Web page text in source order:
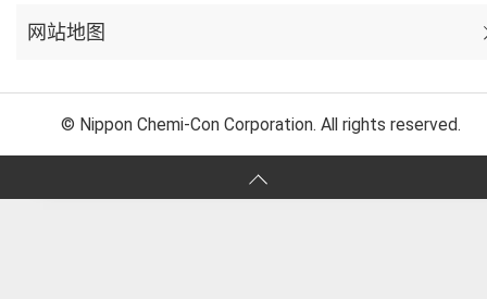
网站地图
© Nippon Chemi-Con Corporation. All rights reserved.